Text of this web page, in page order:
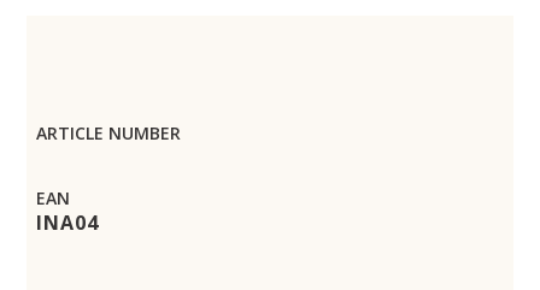
ARTICLE NUMBER
EAN
INA04